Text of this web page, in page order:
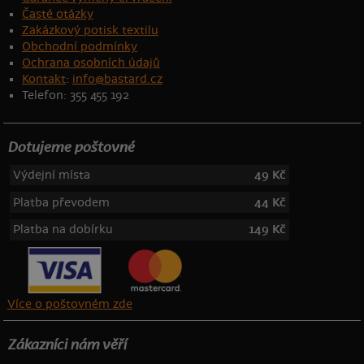
Časté otázky
Zakázkový potisk textilu
Obchodní podmínky
Ochrana osobních údajů
Kontakt: info@bastard.cz
Telefon: 355 455 192
Dotujeme poštovné
Výdejní místa
49 Kč
Platba převodem
44 Kč
Platba na dobírku
149 Kč
Více o poštovném zde
Zákazníci nám věří